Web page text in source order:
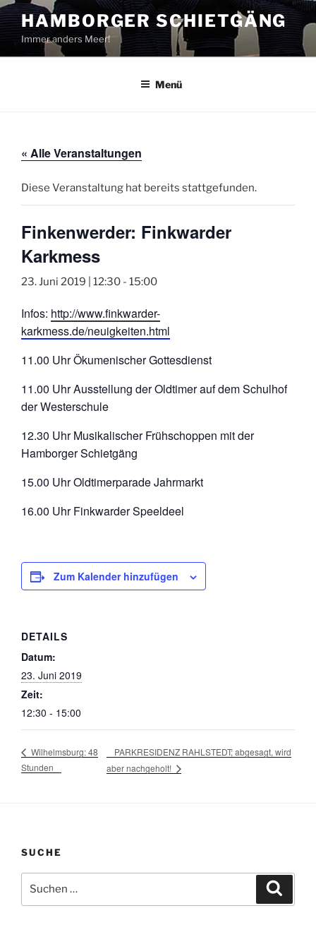
Zum
Inhalt
springen
HAMBORGER SCHIETGÄNG
Immer anders Meer!
Menü
« Alle Veranstaltungen
Diese Veranstaltung hat bereits stattgefunden.
Finkenwerder: Finkwarder
Karkmess
23. Juni 2019 | 12:30 - 15:00
Infos: http://www.finkwarder-
karkmess.de/neuigkeiten.html
11.00 Uhr Ökumenischer Gottesdienst
11.00 Uhr Ausstellung der Oldtimer auf dem Schulhof
der Westerschule
12.30 Uhr Musikalischer Frühschoppen mit der
Hamborger Schietgäng
15.00 Uhr Oldtimerparade Jahrmarkt
16.00 Uhr Finkwarder Speeldeel
Zum Kalender hinzufügen
DETAILS
Datum:
23. Juni 2019
Zeit:
12:30 - 15:00
Wilhelmsburg: 48
Stunden
PARKRESIDENZ RAHLSTEDT; abgesagt, wird
aber nachgeholt!
SUCHE
nach: